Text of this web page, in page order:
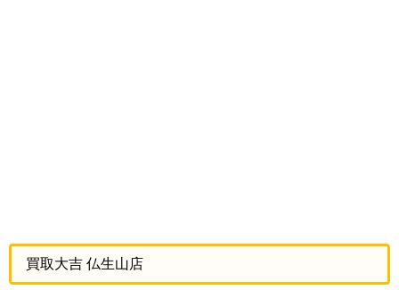
買取大吉 仏生山店